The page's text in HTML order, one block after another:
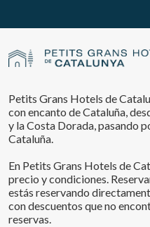
Petits Grans Hotels de
con encanto de Cataluña,
y la Costa Dorada, pasando
Cataluña.
En Petits Grans Hotels de
precio y condiciones.
estás reservando
con descuentos que no
reservas.